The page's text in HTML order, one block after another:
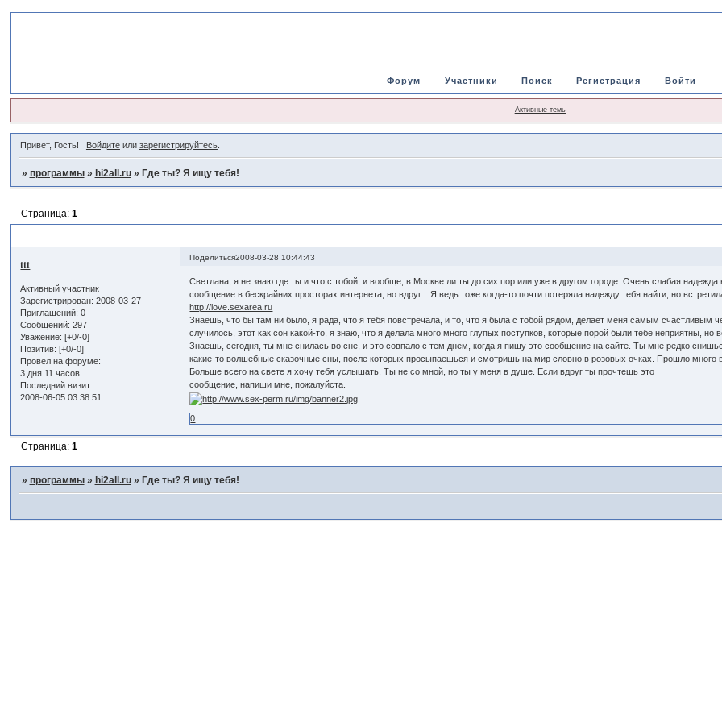
Форум Участники Поиск Регистрация Войти
Активные темы
Привет, Гость! Войдитеили зарегистрируйтесь.
» программы » hi2all.ru » Где ты? Я ищу тебя!
Страница: 1
Поделиться2008-03-28 10:44:43
ttt
Активный участник
Зарегистрирован: 2008-03-27
Приглашений: 0
Сообщений: 297
Уважение: [+0/-0]
Позитив: [+0/-0]
Провел на форуме:
3 дня 11 часов
Последний визит:
2008-06-05 03:38:51
Светлана, я не знаю где ты и что с тобой, и вообще, в Москве ли ты до сих пор или уже в другом городе. Очень слабая надежда
сообщение в бескрайних просторах интернета, но вдруг... Я ведь тоже когда-то почти потеряла надежду тебя найти, но
http://love.sexarea.ru
Знаешь, что бы там ни было, я рада, что я тебя повстречала, и то, что я была с тобой рядом, делает меня самым счастливым
случилось, этот как сон какой-то, я знаю, что я делала много много глупых поступков, которые порой были тебе неприятны, но
Знаешь, сегодня, ты мне снилась во сне, и это совпало с тем днем, когда я пишу это сообщение на сайте. Ты мне редко
какие-то волшебные сказочные сны, после которых просыпаешься и смотришь на мир словно в розовых очках. Прошло много
Больше всего на свете я хочу тебя услышать. Ты не со мной, но ты у меня в душе. Если вдруг ты прочтешь это
сообщение, напиши мне, пожалуйста.
0
Страница: 1
» программы » hi2all.ru » Где ты? Я ищу тебя!